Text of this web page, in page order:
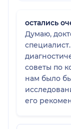
остались
Думаю,
советы по
нам было
его